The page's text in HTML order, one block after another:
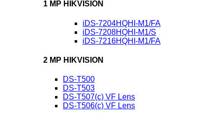
1 MP HIKVISION
iDS-7204HQHI-M1/FA
iDS-7208HQHI-M1/S
iDS-7216HQHI-M1/FA
2 MP HIKVISION
DS-T500
DS-T503
DS-T507(c) VF Lens
DS-T506(c) VF Lens